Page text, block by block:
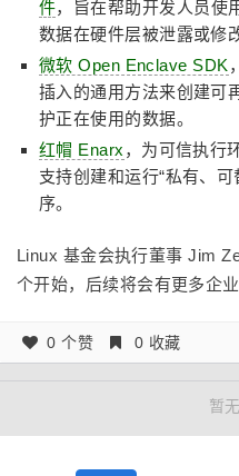
件，旨在帮助开发人员使
数据在硬件层被泄露或修
微软 Open Enclave SDK
插入的通用方法来创建可
护正在使用的数据。
红帽 Enarx ，为可信执行
支持创建和运行“私有、
序。
Linux 基金会执行董事 Jim
个开始，后续将会有更多企业
0 个赞 0 收藏
暂